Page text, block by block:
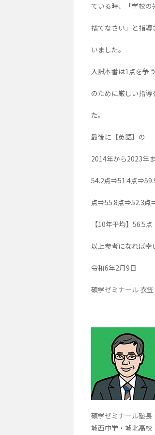
ている時、「学校
捨てなさい」と指導
いました。
入試本番は1点を争
のために厳しい指導
た。
最後に【英語】の
2014年から2023年
54.2点⇒51.4点
点⇒55.8点⇒52.3点
【10年平均】56.5点
以上参考になれば幸
令和6年2月9日
碩学ゼミナール 衣笠
碩学ゼミナール塾
城西中学・城北高